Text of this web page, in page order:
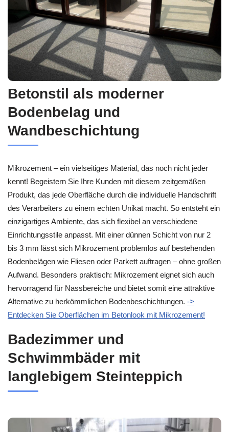
Betonstil als moderner
Bodenbelag und
Wandbeschichtung
Mikrozement – ein vielseitiges Material, das noch nicht jeder
kennt! Begeistern Sie Ihre Kunden mit diesem zeitgemäßen
Produkt, das jede Oberfläche durch die individuelle Handschrift
des Verarbeiters zu einem echten Unikat macht. So entsteht ein
einzigartiges Ambiente, das sich flexibel an verschiedene
Einrichtungsstile anpasst. Mit einer dünnen Schicht von nur 2
bis 3 mm lässt sich Mikrozement problemlos auf bestehenden
Bodenbelägen wie Fliesen oder Parkett auftragen – ohne großen
Aufwand. Besonders praktisch: Mikrozement eignet sich auch
hervorragend für Nassbereiche und bietet somit eine attraktive
Alternative zu herkömmlichen Bodenbeschichtungen. ->
Entdecken Sie Oberflächen im Betonlook mit Mikrozement!
Badezimmer und
Schwimmbäder mit
langlebigem Steinteppich